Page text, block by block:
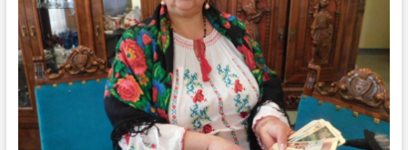
o
k
p
p
ă